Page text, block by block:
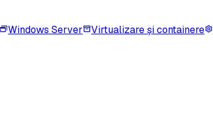
Windows Server Virtualizare și containere